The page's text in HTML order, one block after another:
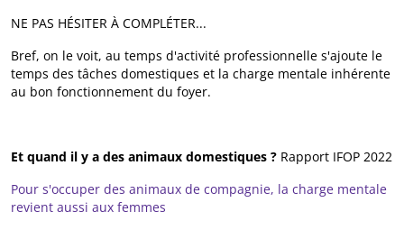
NE PAS HÉSITER À COMPLÉTER...
Bref, on le voit, au temps d'activité professionnelle s'ajoute le
temps des tâches domestiques et la charge mentale inhérente
au bon fonctionnement du foyer.
Et quand il y a des animaux domestiques ? Rapport IFOP 2022
Pour s'occuper des animaux de compagnie, la charge mentale
revient aussi aux femmes